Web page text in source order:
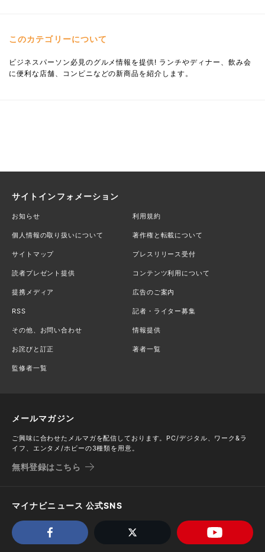
このカテゴリーについて
ビジネスパーソン必見のグルメ情報を提供! ランチやディナー、飲み会
に便利な店舗、コンビニなどの新商品を紹介します。
サイトインフォメーション
お知らせ 利用規約
個人情報の取り扱いについて 著作権と転載について
サイトマップ プレスリリース受付
読者プレゼント提供 コンテンツ利用について
提携メディア 広告のご案内
RSS 記者・ライター募集
その他、お問い合わせ 情報提供
お詫びと訂正 著者一覧
監修者一覧
メールマガジン
ご興味に合わせたメルマガを配信しております。PC/デジタル、ワーク&ラ
イフ、エンタメ/ホビーの3種類を用意。
無料登録はこちら
マイナビニュース 公式SNS